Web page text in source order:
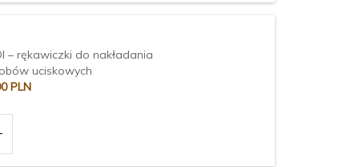
– rękawiczki do nakładania
uciskowych
PLN